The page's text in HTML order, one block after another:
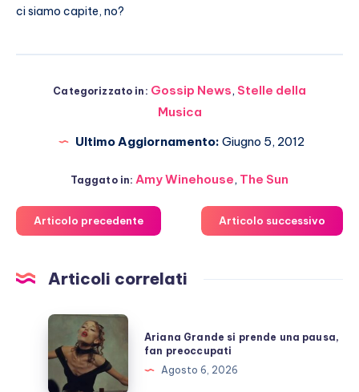
ci siamo capite, no?
Categorizzato in: Gossip News, Stelle della
Musica
Ultimo Aggiornamento: Giugno 5, 2012
Taggato in: Amy Winehouse, The Sun
Articolo precedente Articolo successivo
Articoli correlati
Ariana
Grande
si
prende
Ariana Grande si prende una pausa,
fan preoccupati
Agosto 6, 2026